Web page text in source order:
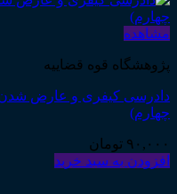
مشاهده
پژوهشگاه قوه قضاییه
دادرسی کیفری و عارض
چهارم)
۹۰,۰۰۰ تومان
افزودن به سبد خرید